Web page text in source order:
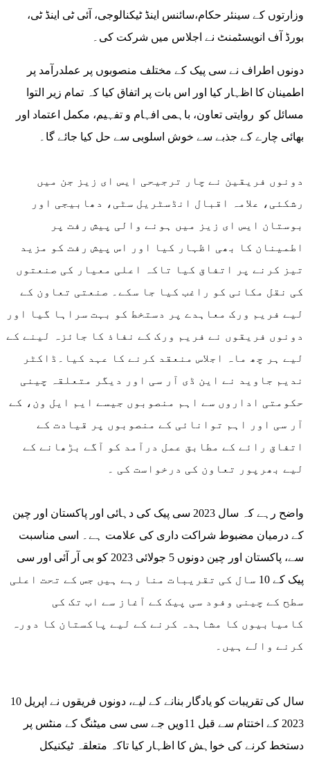
وزارتوں کے سینئر حکام،سائنس اینڈ ٹیکنالوجی، آئی ٹی اینڈ ٹی،
بورڈ آف انویسٹمنٹ نے اجلاس میں شرکت کی۔
دونوں اطراف نے سی پیک کے مختلف منصوبوں پر عملدرآمد پر
اطمینان کا اظہار کیا اور اس بات پر اتفاق کیا کہ تمام زیر التوا
مسائل کو روایتی تعاون، باہمی افہام و تفہیم، مکمل اعتماد اور
بھائی چارے کے جذبے سے خوش اسلوبی سے حل کیا جائے گا۔
رشکئی، علامہ اقبال انڈسٹریل سٹی، دھابیجی اور
بوستان ایس ای زیز میں ہونے والی پیش رفت پر
اطمینان کا بھی اظہار کیا اور اس پیش رفت کو مزید
تیز کرنے پر اتفاق کیا تاکہ اعلی معیار کی صنعتوں
کی نقل مکانی کو راغب کیا جا سکے۔ صنعتی تعاون کے
لیے فریم ورک معاہدے پر دستخط کو بہت سراہا گیا اور
دونوں فریقوں نے فریم ورک کے نفاذ کا جائزہ لینے کے
لیے ہر چھ ماہ اجلاس منعقد کرنے کا عہد کیا۔ڈاکٹر
ندیم جاوید نے این ڈی آر سی اور دیگر متعلقہ چینی
حکومتی اداروں سے اہم منصوبوں جیسے ایم ایل ون، کے
آر سی اور اہم توانائی کے منصوبوں پر قیادت کے
اتفاق رائے کے مطابق عمل درآمد کو آگے بڑھانے کے
لیے بھرپور تعاون کی درخواست کی ۔
واضح رہے کہ سال 2023 سی پیک کی دہائی اور پاکستان اور چین
کے درمیان مضبوط شراکت داری کی علامت ہے۔ اسی مناسبت
سے، پاکستان اور چین دونوں 5 جولائی 2023 کو بی آر آئی اور سی
پیک کے 10 سال کی تقریبات منا رہے ہیں جس کے تحت اعلی
سطح کے چینی وفود سی پیک کے آغاز سے اب تک کی
کامیابیوں کا مشاہدہ کرنے کے لیے پاکستان کا دورہ
کرنے والے ہیں۔
10 سال کی تقریبات کو یادگار بنانے کے لیے، دونوں فریقوں نے اپریل
2023 کے اختتام سے قبل 11ویں جے سی سی میٹنگ کے منٹس پر
دستخط کرنے کی خواہش کا اظہار کیا تاکہ متعلقہ ٹیکنیکل